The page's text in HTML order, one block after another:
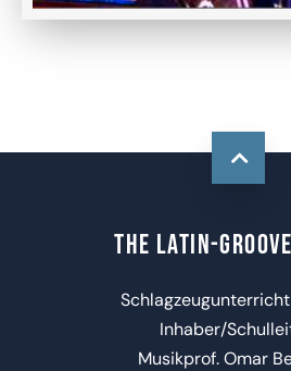
The Latin-
Inhaber/
Musikprof. Omar